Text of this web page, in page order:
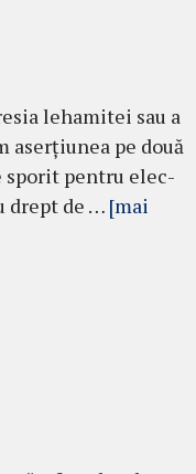
leha­mitei sau a
aser­ţiunea pe două
sporit pen­tru elec­
drept de … [mai